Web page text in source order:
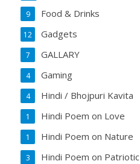
Food & Drinks
9
Gadgets
12
GALLARY
7
Gaming
4
Hindi / Bhojpuri Kavita
4
Hindi Poem on Love
1
Hindi Poem on Nature
1
Hindi Poem on Patriotic
3